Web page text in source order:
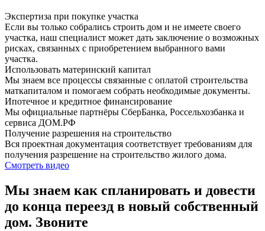
Экспертиза при покупке участка
Если вы только собрались строить дом и не имеете своего
участка, наш специалист может дать заключение о возможных
рисках, связанных с приобретением выбранного вами
участка.
Использовать материнский капитал
Мы знаем все процессы связанные с оплатой строительства
маткапиталом и помогаем собрать необходимые документы.
Ипотечное и кредитное финансирование
Мы официальные партнёры СберБанка, Россельхозбанка и
сервиса ДОМ.РФ
Получение разрешения на строительство
Вся проектная документация соответствует требованиям для
получения разрешение на строительство жилого дома.
Смотреть видео
Мы знаем как спланировать и довести
до конца переезд в новый собственный
дом. Звоните